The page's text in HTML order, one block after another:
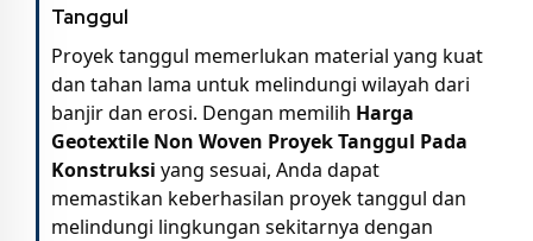
Tanggul
Proyek tanggul memerlukan material yang kuat
dan tahan lama untuk melindungi wilayah dari
banjir dan erosi. Dengan memilih Harga
Geotextile Non Woven Proyek Tanggul Pada
Konstruksi yang sesuai, Anda dapat
memastikan keberhasilan proyek tanggul dan
melindungi lingkungan sekitarnya dengan